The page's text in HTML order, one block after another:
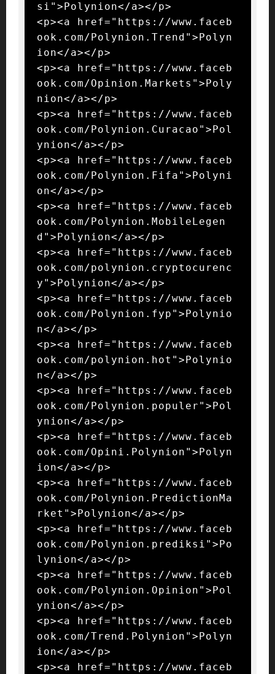
si">Polynion</a></p>
<p><a href="https://www.faceb
ook.com/Polynion.Trend">Polyn
ion</a></p>
<p><a href="https://www.faceb
ook.com/Opinion.Markets">Poly
nion</a></p>
<p><a href="https://www.faceb
ook.com/Polynion.Curacao">Pol
ynion</a></p>
<p><a href="https://www.faceb
ook.com/Polynion.Fifa">Polyni
on</a></p>
<p><a href="https://www.faceb
ook.com/Polynion.MobileLegen
d">Polynion</a></p>
<p><a href="https://www.faceb
ook.com/polynion.cryptocurenc
y">Polynion</a></p>
<p><a href="https://www.faceb
ook.com/Polynion.fyp">Polynio
n</a></p>
<p><a href="https://www.faceb
ook.com/polynion.hot">Polynio
n</a></p>
<p><a href="https://www.faceb
ook.com/Polynion.populer">Pol
ynion</a></p>
<p><a href="https://www.faceb
ook.com/Opini.Polynion">Polyn
ion</a></p>
<p><a href="https://www.faceb
ook.com/Polynion.PredictionMa
rket">Polynion</a></p>
<p><a href="https://www.faceb
ook.com/Polynion.prediksi">Po
lynion</a></p>
<p><a href="https://www.faceb
ook.com/Polynion.Opinion">Pol
ynion</a></p>
<p><a href="https://www.faceb
ook.com/Trend.Polynion">Polyn
ion</a></p>
<p><a href="https://www.faceb